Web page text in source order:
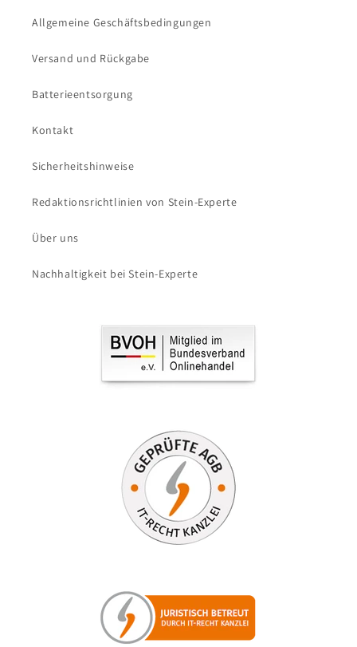
Allgemeine Geschäftsbedingungen
Versand und Rückgabe
Batterieentsorgung
Kontakt
Sicherheitshinweise
Redaktionsrichtlinien von Stein-Experte
Über uns
Nachhaltigkeit bei Stein-Experte